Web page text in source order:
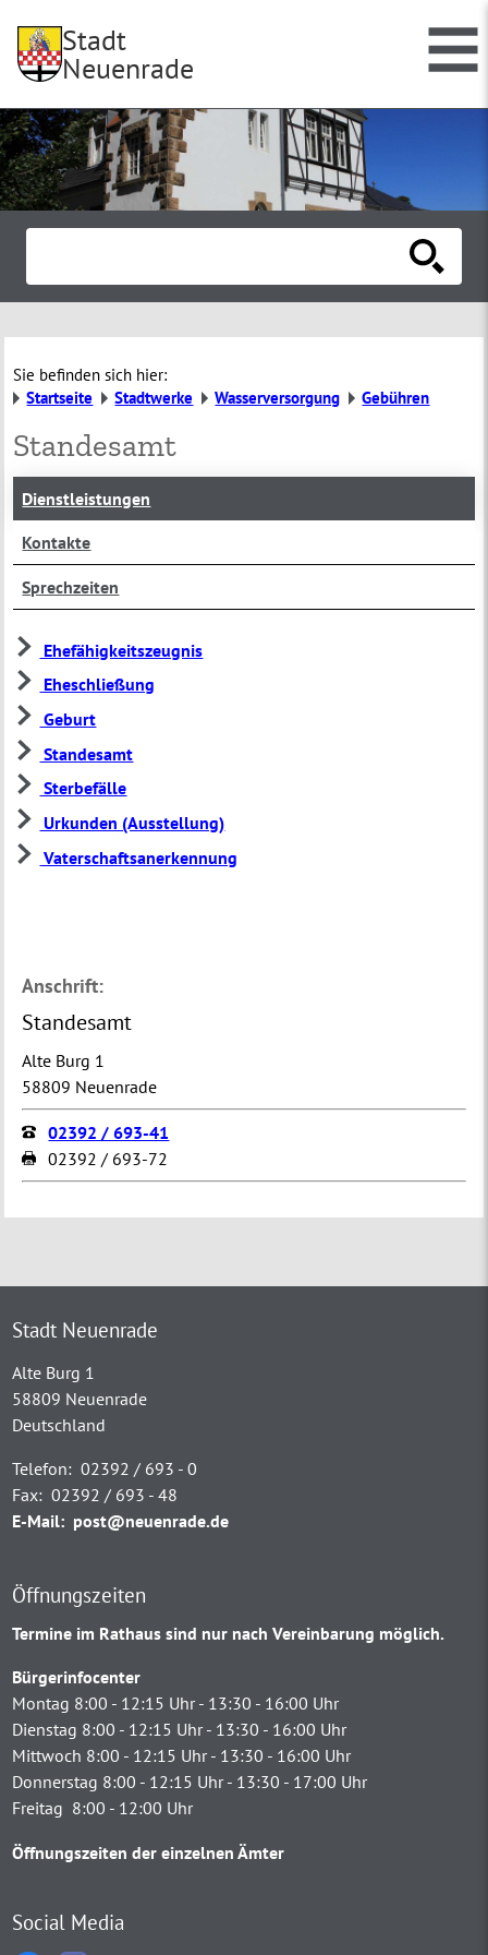
Stadt
Neuenrade
Sie befinden sich hier:
Startseite
Stadtwerke Wasserversorgung Gebühren
Standesamt
Dienstleistungen
Kontakte
Sprechzeiten
Ehefähigkeitszeugnis
Eheschließung
Geburt
Standesamt
Sterbefälle
Urkunden (Ausstellung)
Vaterschaftsanerkennung
Anschrift:
Standesamt
Alte Burg 1
58809 Neuenrade
02392 / 693-41
02392 / 693-72
Stadt Neuenrade
Alte Burg 1
58809 Neuenrade
Deutschland
Telefon: 02392 / 693 - 0
Fax: 02392 / 693 - 48
E-Mail: post@neuenrade.de
Öffnungszeiten
Termine im Rathaus sind nur nach Vereinbarung möglich.
Bürgerinfocenter
Montag 8:00 - 12:15 Uhr - 13:30 - 16:00 Uhr
Dienstag 8:00 - 12:15 Uhr - 13:30 - 16:00 Uhr
Mittwoch 8:00 - 12:15 Uhr - 13:30 - 16:00 Uhr
Donnerstag 8:00 - 12:15 Uhr - 13:30 - 17:00 Uhr
Freitag 8:00 - 12:00 Uhr
Öffnungszeiten der einzelnen Ämter
Social Media